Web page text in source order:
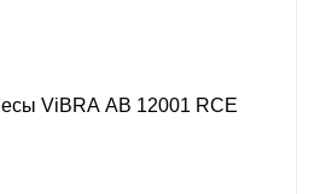
ViBRA AB 12001 RCE